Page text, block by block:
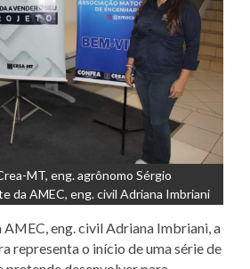
MT, eng. agrônomo Sérgio
da AMEC, eng. civil Adriana Imbriani
AMEC, eng. civil Adriana Imbriani, a
representa o início de uma série de